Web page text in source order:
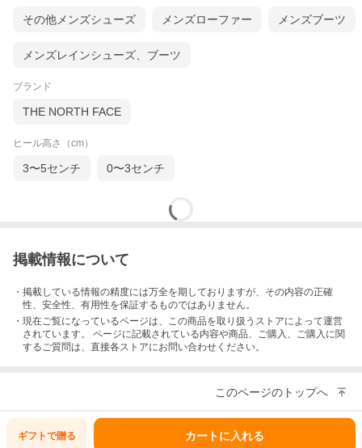
その他メンズシューズ メンズローファー メンズブーツ
メンズレインシューズ、ブーツ
ブランド
THE NORTH FACE
ヒール高さ（cm）
3〜5センチ 0〜3センチ
掲載情報について
・掲載している情報の精度には万全を期しておりますが、その内容の正確
性、安全性、有用性を保証するものではありません。
・現在ご覧になっているページは、この商品を取り扱うストアによって運営
されています。 ページに記載されている内容や商品、ご購入 、ご購入に関
するご質問は、直接各ストアにお問い合わせください。
このページのトップへ
ギフトで贈る カートに入れる